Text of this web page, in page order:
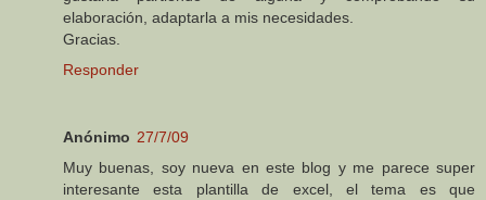
elaboración, adaptarla a mis necesidades.
Gracias.
Responder
Anónimo 27/7/09
Muy buenas, soy nueva en este blog y me parece super
interesante esta plantilla de excel, el tema es que